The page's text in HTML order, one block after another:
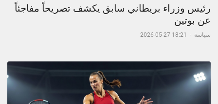
رئيس وزراء بريطاني سابق يكشف تصريحاً مفاجئاً
عن بوتين
سياسة -
18:21 27-05-2026